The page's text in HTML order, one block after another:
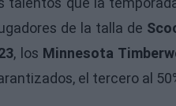
de la talla de
, los Minnesota
el tercero al